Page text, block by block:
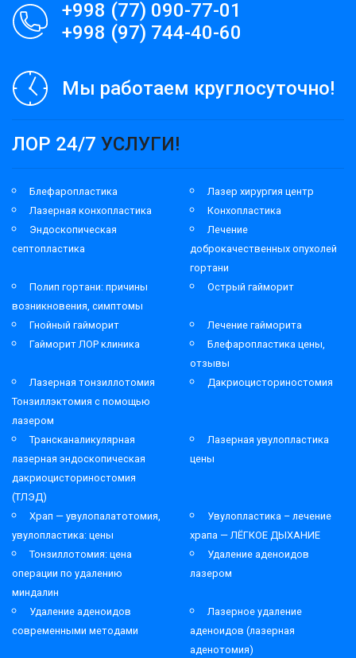
+998 (77) 090-77-01
+998 (97) 744-40-60
Мы работаем круглосуточно!
ЛОР 24/7 УСЛУГИ!
Блефаропластика
Лазер хирургия центр
Лазерная конхопластика
Конхопластика
Эндоскопическая
септопластика
Лечение
доброкачественных опухолей
гортани
Полип гортани: причины
возникновения, симптомы
Острый гайморит
Гнойный гайморит
Лечение гайморита
Гайморит ЛОР клиника
Блефаропластика цены,
отзывы
Лазерная тонзиллотомия
Тонзиллэктомия с помощью
лазером
Дакриоцисториностомия
Трансканаликулярная
лазерная эндоскопическая
дакриоцисториностомия
(ТЛЭД)
Лазерная увулопластика
цены
Храп — увулопалатотомия,
увулопластика: цены
Увулопластика – лечение
храпа — ЛЁГКОЕ ДЫХАНИЕ
Тонзиллотомия: цена
операции по удалению
миндалин
Удаление аденоидов
лазером
Удаление аденоидов
современными методами
Лазерное удаление
аденоидов (лазерная
аденотомия)